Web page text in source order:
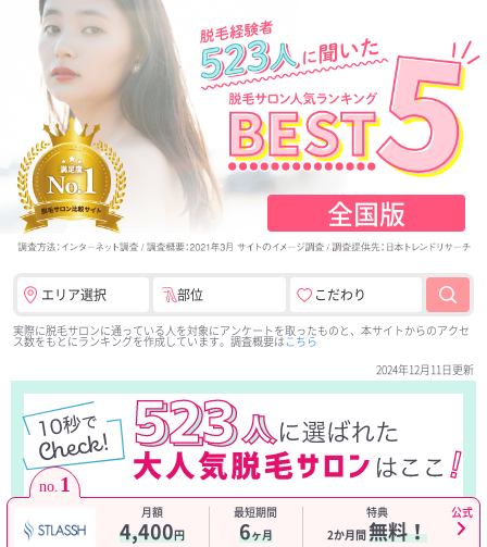
全国版
エリア選択 部位 こだわり
実際に脱毛サロンに通っている人を対象にアンケートを取ったものと、本サイトからのアクセ
ス数をもとにランキングを作成しています。調査概要はこちら
2024年12月11日更新
月額
4,400円
最短期間
6ヶ月
特典
2か月間無料！
公式